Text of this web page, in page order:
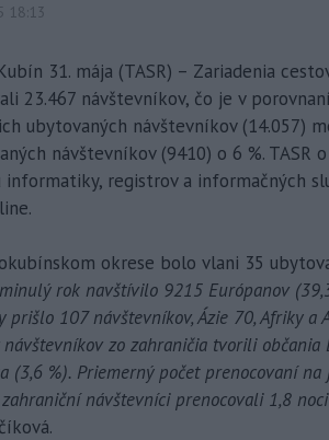
18:13
31. mája (TASR) – Zariadenia
23.467 návštevníkov, čo je v
ubytovaných návštevníkov (14.057)
návštevníkov (9410) o 6 %.
informatiky, registrov a informačných
okrese bolo vlani 35
rok navštívilo 9215 Európanov
prišlo 107 návštevníkov, Ázie 70, Afriky a
návštevníkov zo zahraničia tvorili
(3,6 %). Priemerný počet prenocovaní
návštevníci prenocovali 1,8